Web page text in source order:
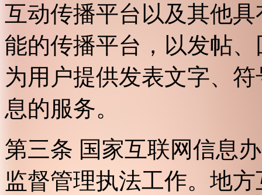
互动传播平台以及其他
能的传播平台，以发帖
为用户提供发表文字、
息的服务。
第三条 国家互联网信息
监督管理执法工作。地